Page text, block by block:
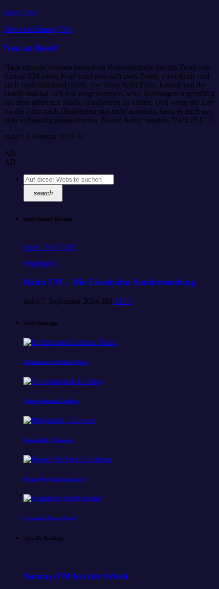
insert_link
News bei Sunray-FM
Neu an Bord!
Nach einigen Wochen intensiven Kennenlernens hat das Team von
Sunray-FM einen Kopf (und natürlich zwei Beine, zwei Arme und
auch sonst allerhand) mehr. Der Neue heißt Timo, kommt von der
Ostalb und hat sich fest vorgenommen, seine Sendungen regelmäßig
aus dem gläsernen Studio Blaubeuren zu fahren. Und wenn die Zeit
für die Fahrt nach Blaubeuren mal nicht ausreicht, kann er auch aus
dem vollständig ausgestatteten ‚Studio Aalen‘ senden. Nach 26 […]
today13. Februar 2023 44
AD
AD
search
empfohlener Beitrag
insert_link 3 193
Highlights
Bahn FM – Die Eisenbahn Sondersendung
today7. September 2024 385 193 3
letzte Beiträge
Erlebnispark Schloss Thurn
Churpfalzpark Loifling
Playmobil – Funpark
Peppa Pig Park Günzburg
Legoland Deutschland
aktuelle Sendung
Sunray-FM bei der Arbeit